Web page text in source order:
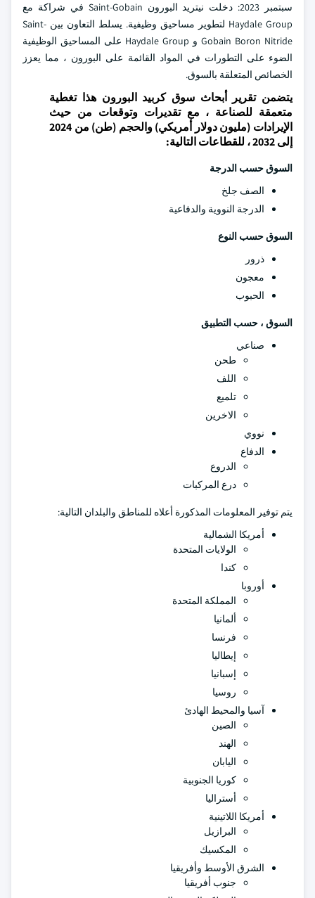
سبتمبر 2023: دخلت نيتريد البورون Saint-Gobain في شراكة مع
Haydale Group لتطوير مساحيق وظيفية. يسلط التعاون بين Saint-
Gobain Boron Nitride و Haydale Group على المساحيق الوظيفية
الضوء على التطورات في المواد القائمة على البورون ، مما يعزز
الخصائص المتعلقة بالسوق.
يتضمن تقرير أبحاث سوق كربيد البورون هذا تغطية
متعمقة للصناعة ، مع تقديرات وتوقعات من حيث
الإيرادات (مليون دولار أمريكي) والحجم (طن) من 2024
إلى 2032 ، للقطاعات التالية:
السوق حسب الدرجة
الصف جلخ
الدرجة النووية والدفاعية
السوق حسب النوع
ذرور
معجون
الحبوب
السوق ، حسب التطبيق
صناعي
طحن
اللف
تلميع
الاخرين
نووي
الدفاع
الدروع
درع المركبات
يتم توفير المعلومات المذكورة أعلاه للمناطق والبلدان التالية:
أمريكا الشمالية
الولايات المتحدة
كندا
أوروبا
المملكة المتحدة
ألمانيا
فرنسا
إيطاليا
إسبانيا
روسيا
آسيا والمحيط الهادئ
الصين
الهند
اليابان
كوريا الجنوبية
أستراليا
أمريكا اللاتينية
البرازيل
المكسيك
الشرق الأوسط وأفريقيا
جنوب أفريقيا